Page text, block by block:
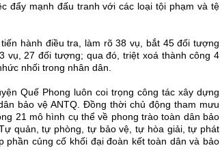
đẩy mạnh đấu tranh với các loại tội phạm và tệ
hành điều tra, làm rõ 38 vụ, bắt 45 đối tượng
vụ, 27 đối tượng; qua đó, triệt xoá thành công 4
nhối trong nhân dân.
Quế Phong luôn coi trọng công tác xây dựng
bảo vệ ANTQ. Đồng thời chủ động tham mưu
21 mô hình cụ thể về phong trào toàn dân bảo
quản, tự phòng, tự bảo vệ, tự hòa giải, tự phát
củng cố khối đại đoàn kết toàn dân và bảo